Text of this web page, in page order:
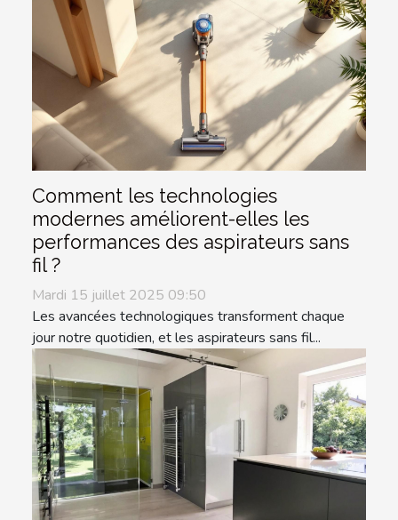
Comment les technologies
modernes améliorent-elles les
performances des aspirateurs sans
fil ?
Mardi 15 juillet 2025 09:50
Les avancées technologiques transforment chaque
jour notre quotidien, et les aspirateurs sans fil...